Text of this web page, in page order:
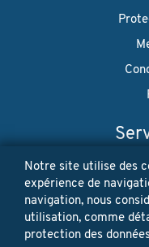
Notre site utilise des
expérience de
navigation, nous
utilisation, comme
protection des